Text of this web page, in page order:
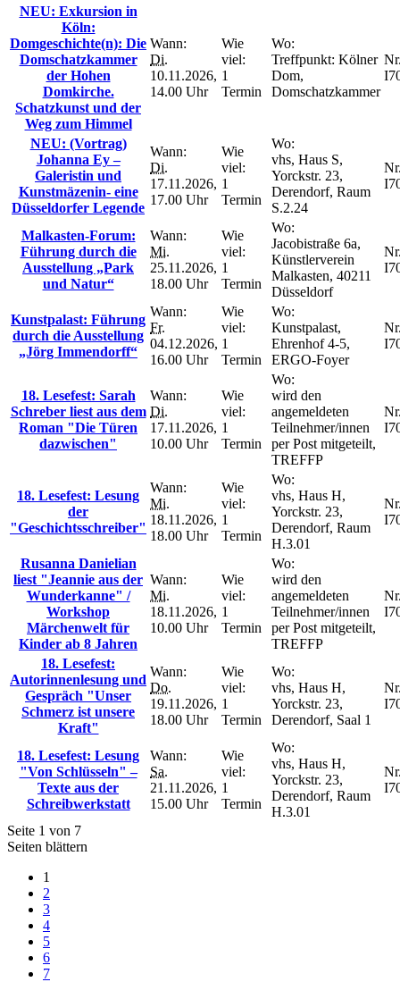
NEU: Exkursion in
Köln:
Domgeschichte(n): Die
Domschatzkammer
der Hohen
Domkirche.
Schatzkunst und der
Weg zum Himmel
Wann:
Di.
10.11.2026,
14.00 Uhr
Wie
viel:
1
Termin
Wo:
Treffpunkt: Kölner
Dom,
Domschatzkammer
NEU: (Vortrag)
Johanna Ey –
Galeristin und
Kunstmäzenin- eine
Düsseldorfer Legende
Wann:
Di.
17.11.2026,
17.00 Uhr
Wie
viel:
1
Termin
Wo:
vhs, Haus S,
Yorckstr. 23,
Derendorf, Raum
S.2.24
Malkasten-Forum:
Führung durch die
Ausstellung „Park
und Natur“
Wann:
Mi.
25.11.2026,
18.00 Uhr
Wie
viel:
1
Termin
Wo:
Jacobistraße 6a,
Künstlerverein
Malkasten, 40211
Düsseldorf
Kunstpalast: Führung
durch die Ausstellung
„Jörg Immendorff“
Wann:
Fr.
04.12.2026,
16.00 Uhr
Wie
viel:
1
Termin
Wo:
Kunstpalast,
Ehrenhof 4-5,
ERGO-Foyer
18. Lesefest: Sarah
Schreber liest aus dem
Roman "Die Türen
dazwischen"
Wann:
Di.
17.11.2026,
10.00 Uhr
Wie
viel:
1
Termin
Wo:
wird den
angemeldeten
Teilnehmer/innen
per Post mitgeteilt,
TREFFP
18. Lesefest: Lesung
der
"Geschichtsschreiber"
Wann:
Mi.
18.11.2026,
18.00 Uhr
Wie
viel:
1
Termin
Wo:
vhs, Haus H,
Yorckstr. 23,
Derendorf, Raum
H.3.01
Rusanna Danielian
liest "Jeannie aus der
Wunderkanne" /
Workshop
Märchenwelt für
Kinder ab 8 Jahren
Wann:
Mi.
18.11.2026,
10.00 Uhr
Wie
viel:
1
Termin
Wo:
wird den
angemeldeten
Teilnehmer/innen
per Post mitgeteilt,
TREFFP
18. Lesefest:
Autorinnenlesung und
Gespräch "Unser
Schmerz ist unsere
Kraft"
Wann:
Do.
19.11.2026,
18.00 Uhr
Wie
viel:
1
Termin
Wo:
vhs, Haus H,
Yorckstr. 23,
Derendorf, Saal 1
18. Lesefest: Lesung
"Von Schlüsseln" –
Texte aus der
Schreibwerkstatt
Wann:
Sa.
21.11.2026,
15.00 Uhr
Wie
viel:
1
Termin
Wo:
vhs, Haus H,
Yorckstr. 23,
Derendorf, Raum
H.3.01
Seite 1 von 7
Seiten blättern
1
2
3
4
5
6
7